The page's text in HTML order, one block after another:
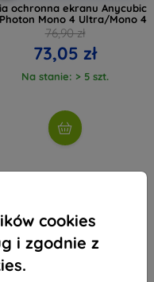
cookies
i zgodnie z
ochronna ekranu Anycubic
Mono 4 Ultra/Mono 4
76,90 zł
73,05 zł
Na stanie: > 5 szt.